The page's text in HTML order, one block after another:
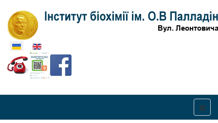
Оберіть свою мову